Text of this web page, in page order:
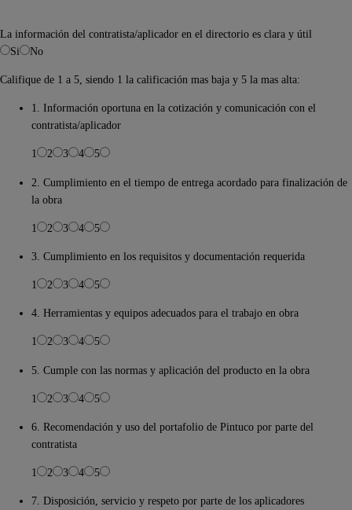
La información del contratista/aplicador en el directorio es clara y útil
Si
No
Califique de 1 a 5, siendo 1 la calificación mas baja y 5 la mas alta:
1. Información oportuna en la cotización y comunicación con el
contratista/aplicador
1 2 3 4 5
2. Cumplimiento en el tiempo de entrega acordado para finalización de
la obra
1 2 3 4 5
3. Cumplimiento en los requisitos y documentación requerida
1 2 3 4 5
4. Herramientas y equipos adecuados para el trabajo en obra
1 2 3 4 5
5. Cumple con las normas y aplicación del producto en la obra
1 2 3 4 5
6. Recomendación y uso del portafolio de Pintuco por parte del
contratista
1 2 3 4 5
7. Disposición, servicio y respeto por parte de los aplicadores